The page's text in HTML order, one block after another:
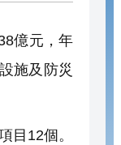
億元，年
施及防災
目12個。